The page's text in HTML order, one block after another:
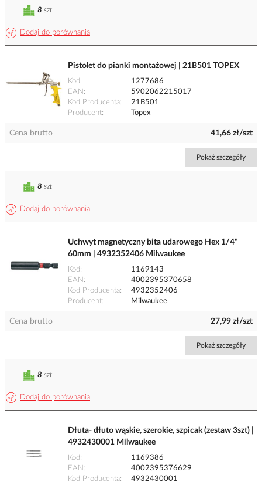
Dodaj do porównania
8 szt
Pistolet do pianki montażowej | 21B501 TOPEX
Kod
1277686
EAN
5902062215017
Kod Producenta
21B501
Producent
Topex
Cena brutto 41,66 zł/szt
Pokaż szczegóły
Dodaj do porównania
8 szt
Uchwyt magnetyczny bita udarowego Hex 1/4"
60mm | 4932352406 Milwaukee
Kod
1169143
EAN
4002395370658
Kod Producenta
4932352406
Producent
Milwaukee
Cena brutto 27,99 zł/szt
Pokaż szczegóły
Dodaj do porównania
8 szt
Dłuta- dłuto wąskie, szerokie, szpicak (zestaw 3szt) |
4932430001 Milwaukee
Kod
1169386
EAN
4002395376629
Kod Producenta
4932430001